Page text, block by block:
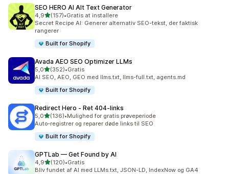
SEO HERO AI Alt Text Generator
4,9ud af 5 stjerner
(157)
157 anmeldelser i alt
•Gratis at installere
Secret Recipe AI: Generer alternativ SEO-tekst, der faktisk
rangerer
Built for Shopify
Avada AEO SEO Optimizer LLMs
5,0ud af 5 stjerner
(352)
352 anmeldelser i alt
•Gratis
AI SEO, AEO, GEO med llms.txt, llms-full.txt, agents.md
Built for Shopify
Redirect Hero ‑ Ret 404‑links
5,0ud af 5 stjerner
(136)
136 anmeldelser i alt
•Mulighed for gratis prøveperiode
Auto-registrer og reparer døde links til SEO
Built for Shopify
GPTLab — Get Found by AI
4,9ud af 5 stjerner
(120)
120 anmeldelser i alt
•Gratis
Bliv fundet af AI med LLMs.txt, JSON-LD, IndexNow og GA4